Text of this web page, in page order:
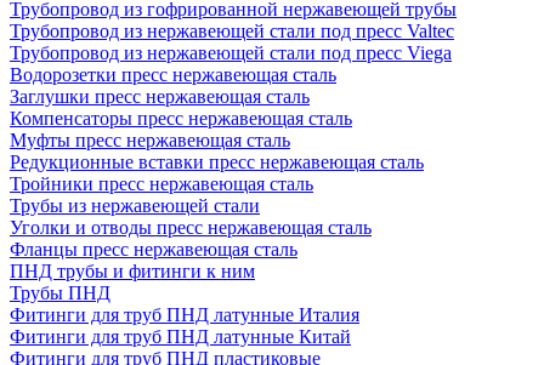
Трубопровод из гофрированной нержавеющей трубы
Трубопровод из нержавеющей стали под пресс Valtec
Трубопровод из нержавеющей стали под пресс Viega
Водорозетки пресс нержавеющая сталь
Заглушки пресс нержавеющая сталь
Компенсаторы пресс нержавеющая сталь
Муфты пресс нержавеющая сталь
Редукционные вставки пресс нержавеющая сталь
Тройники пресс нержавеющая сталь
Трубы из нержавеющей стали
Уголки и отводы пресс нержавеющая сталь
Фланцы пресс нержавеющая сталь
ПНД трубы и фитинги к ним
Трубы ПНД
Фитинги для труб ПНД латунные Италия
Фитинги для труб ПНД латунные Китай
Фитинги для труб ПНД пластиковые